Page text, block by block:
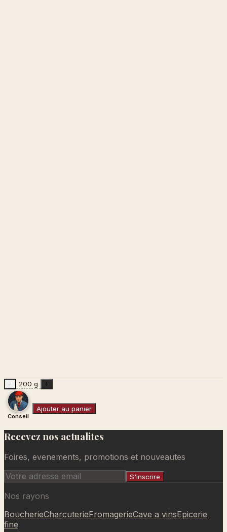
Ajouté au panier
− 200 g +
Conseil
Ajouter au panier
Recevez nos actualites
Foires, evenements, promotions et nouveautes
S'inscrire
Nos rayons
BoucherieCharcuterieFromagerieCave a vinsEpicerie
fine